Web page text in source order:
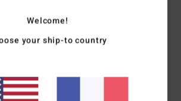
matière légère et rapide à sécher avec
Welcome!
your ship-to country